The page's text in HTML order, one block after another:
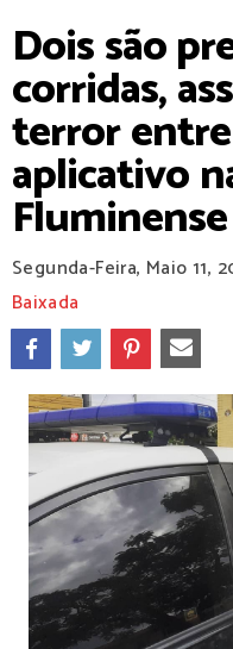
Dois são
corridas,
terror
aplicativo
Fluminense
Segunda-Feira, Maio 11,
Baixada